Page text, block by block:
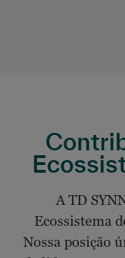
A TD
Ecossistema
Nossa posição